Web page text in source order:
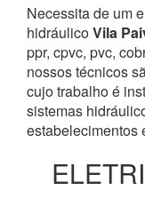
Necessita de um
hidráulicoVila
ppr, cpvc, pvc,
nossos técnicos
cujo trabalho é
sistemas
estabelecimentos